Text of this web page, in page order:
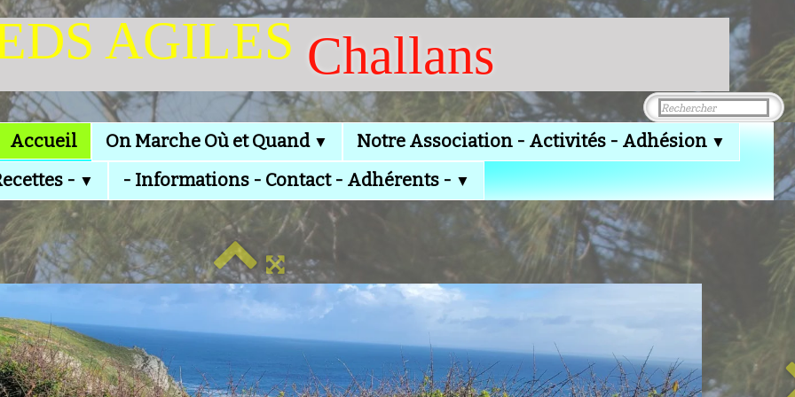
AGILES Challans
Accueil On Marche Où et Quand ▼ Notre Association - Activités - Adhésion ▼
- ▼ - Informations - Contact - Adhérents - ▼